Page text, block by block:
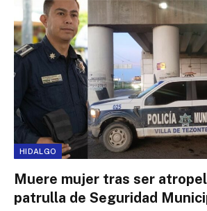
HIDALGO
Muere mujer tras ser
patrulla de Seguridad